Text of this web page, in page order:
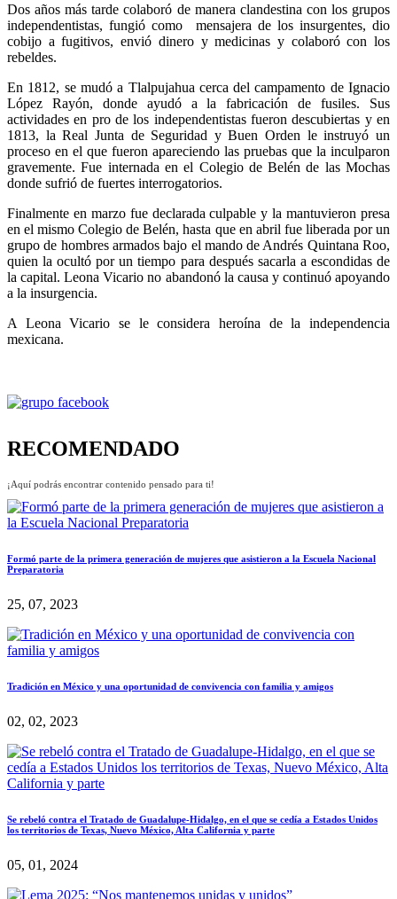
Dos años más tarde colaboró de manera clandestina con los grupos
independentistas, fungió como mensajera de los insurgentes, dio
cobijo a fugitivos, envió dinero y medicinas y colaboró con los
rebeldes.
En 1812, se mudó a Tlalpujahua cerca del campamento de Ignacio
López Rayón, donde ayudó a la fabricación de fusiles. Sus
actividades en pro de los independentistas fueron descubiertas y en
1813, la Real Junta de Seguridad y Buen Orden le instruyó un
proceso en el que fueron apareciendo las pruebas que la inculparon
gravemente. Fue internada en el Colegio de Belén de las Mochas
donde sufrió de fuertes interrogatorios.
Finalmente en marzo fue declarada culpable y la mantuvieron presa
en el mismo Colegio de Belén, hasta que en abril fue liberada por un
grupo de hombres armados bajo el mando de Andrés Quintana Roo,
quien la ocultó por un tiempo para después sacarla a escondidas de
la capital. Leona Vicario no abandonó la causa y continuó apoyando
a la insurgencia.
A Leona Vicario se le considera heroína de la independencia
mexicana.
RECOMENDADO
¡Aquí podrás encontrar contenido pensado para ti!
Formó parte de la primera generación de mujeres que asistieron a la Escuela Nacional
Preparatoria
25, 07, 2023
Tradición en México y una oportunidad de convivencia con familia y amigos
02, 02, 2023
Se rebeló contra el Tratado de Guadalupe-Hidalgo, en el que se cedía a Estados Unidos
los territorios de Texas, Nuevo México, Alta California y parte
05, 01, 2024